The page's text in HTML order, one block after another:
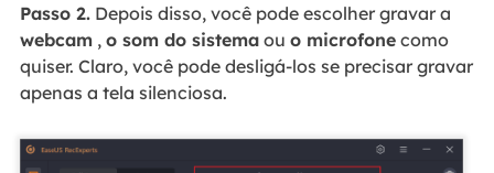
Passo 2.Depois disso, você pode escolher gravar a
webcam, o som do sistemaou o microfonecomo
quiser. Claro, você pode desligá-los se precisar gravar
apenas a tela silenciosa.